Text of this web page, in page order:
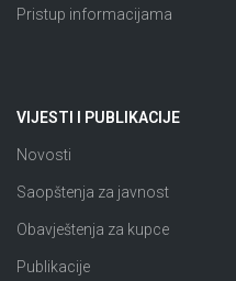
Pristup informacijama
VIJESTI I PUBLIKACIJE
Novosti
Saopštenja za javnost
Obavještenja za kupce
Publikacije